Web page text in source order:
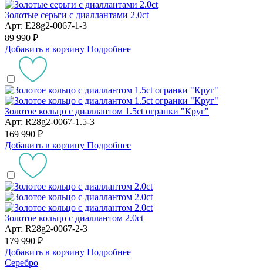
Золотые серьги с диаллантами 2.0ct
Арт: E28g2-0067-1-3
89 990 ₽
Добавить в корзину Подробнее
Золотое кольцо с диаллантом 1.5ct огранки "Круг"
Арт: R28g2-0067-1.5-3
169 990 ₽
Добавить в корзину Подробнее
Золотое кольцо с диаллантом 2.0ct
Арт: R28g2-0067-2-3
179 990 ₽
Добавить в корзину Подробнее
Серебро